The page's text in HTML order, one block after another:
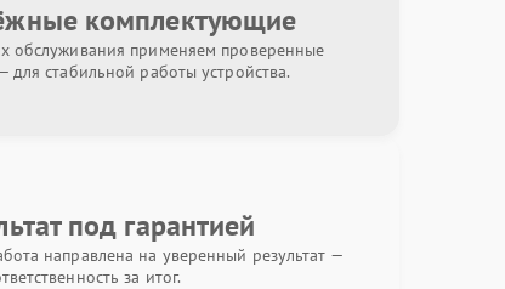
комплектующие
обслуживания применяем проверенные
для стабильной работы устройства.
под гарантией
направлена на уверенный результат —
за итог.